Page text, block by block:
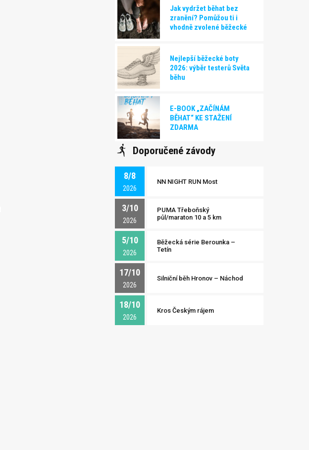
Jak vydržet běhat bez
zranění? Pomůžou ti i
vhodně zvolené běžecké
Nejlepší běžecké boty
2026: výběr testerů Světa
běhu
E-BOOK „ZAČÍNÁM
BĚHAT“ KE STAŽENÍ
ZDARMA
Doporučené závody
8/8
2026
NN NIGHT RUN Most
3/10
2026
PUMA Třeboňský
půl/maraton 10 a 5 km
5/10
2026
Běžecká série Berounka –
Tetín
17/10
2026
Silniční běh Hronov – Náchod
18/10
2026
Kros Českým rájem